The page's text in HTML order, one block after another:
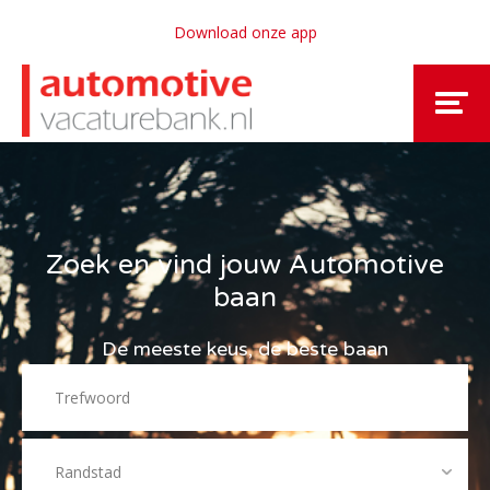
Download onze app
Zoek en vind jouw Automotive
baan
De meeste keus, de beste baan